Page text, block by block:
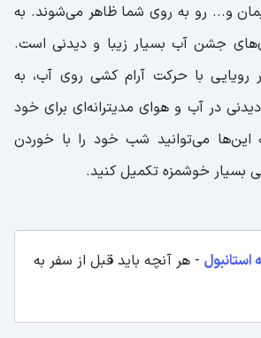
و... رو به روی شما ظاهر می‌شوند. به
جشن آب بسیار زیبا و دیدنی است.
رویایی با حرکت آرام کشی روی آب، به
در آب و هوای مدیترانه‌‌ای برای خود
این‌ها می‌توانید شب خود را با خوردن
بسیار خوشمزه تکمیل کنید.
استانبول - هر آنچه باید قبل از سفر به